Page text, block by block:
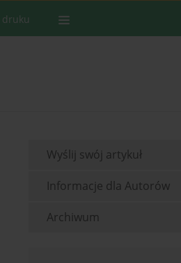
druku
Wyślij swój artykuł
Informacje dla Autorów
Archiwum